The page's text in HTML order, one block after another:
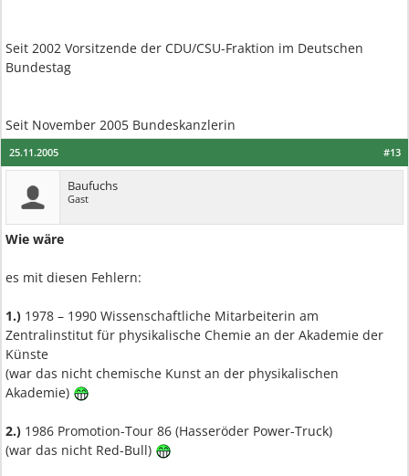
Seit 2002 Vorsitzende der CDU/CSU-Fraktion im Deutschen
Bundestag
Seit November 2005 Bundeskanzlerin
#13
25.11.2005
Baufuchs
Gast
Wie wäre
es mit diesen Fehlern:
1.) 1978 – 1990 Wissenschaftliche Mitarbeiterin am
Zentralinstitut für physikalische Chemie an der Akademie der
Künste
(war das nicht chemische Kunst an der physikalischen
Akademie)
2.) 1986 Promotion-Tour 86 (Hasseröder Power-Truck)
(war das nicht Red-Bull)